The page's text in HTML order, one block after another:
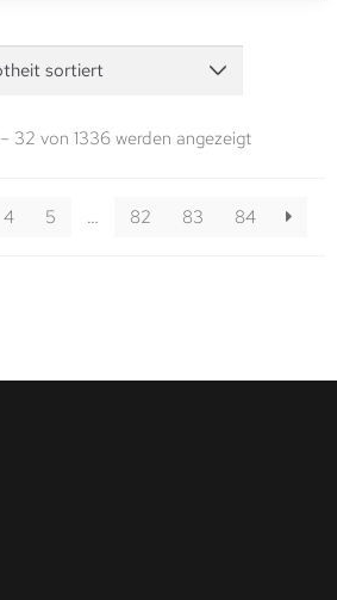
32 von 1336 werden angezeigt
4 5 … 82 83 84